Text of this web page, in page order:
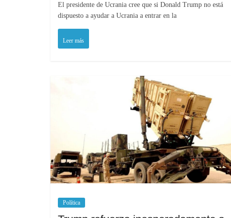
El presidente de Ucrania cree que si Donald Trump no está
dispuesto a ayudar a Ucrania a entrar en la
Leer más
Política